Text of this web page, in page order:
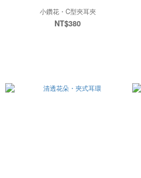
小鑽花・C型夾耳夾
NT$380